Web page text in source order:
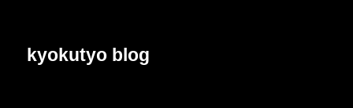
kyokutyo blog